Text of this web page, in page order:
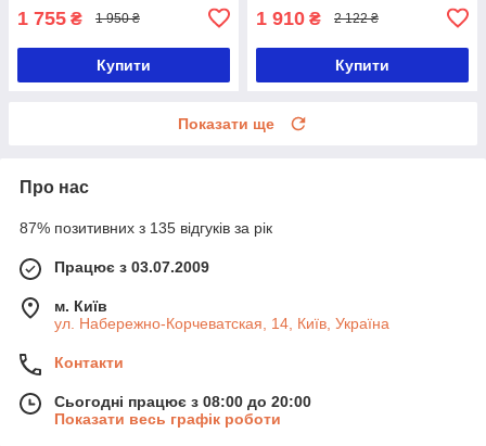
1 755 ₴ 1 950 ₴
Купити
1 910 ₴ 2 122 ₴
Купити
Показати ще
Про нас
87% позитивних з 135 відгуків за рік
Працює з 03.07.2009
м. Київ
ул. Набережно-Корчеватская, 14, Київ, Україна
Контакти
Сьогодні працює з 08:00 до 20:00
Показати весь графік роботи